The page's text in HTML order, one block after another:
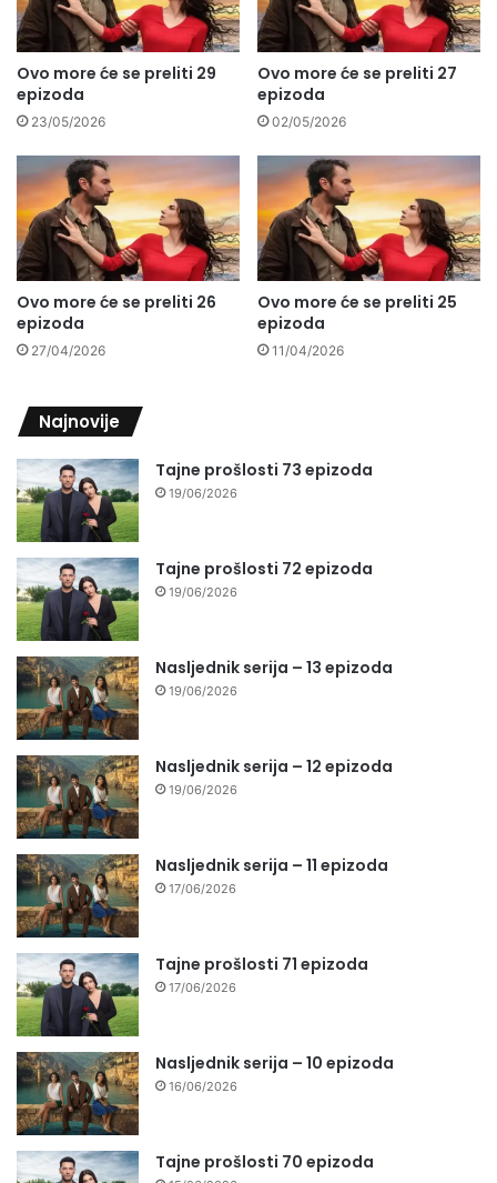
Ovo more će se preliti 29
epizoda
23/05/2026
Ovo more će se preliti 27
epizoda
02/05/2026
Ovo more će se preliti 26
epizoda
27/04/2026
Ovo more će se preliti 25
epizoda
11/04/2026
Najnovije
Tajne prošlosti 73 epizoda
19/06/2026
Tajne prošlosti 72 epizoda
19/06/2026
Nasljednik serija – 13 epizoda
19/06/2026
Nasljednik serija – 12 epizoda
19/06/2026
Nasljednik serija – 11 epizoda
17/06/2026
Tajne prošlosti 71 epizoda
17/06/2026
Nasljednik serija – 10 epizoda
16/06/2026
Tajne prošlosti 70 epizoda